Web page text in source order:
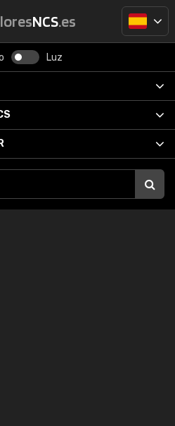
NCS.es
Luz